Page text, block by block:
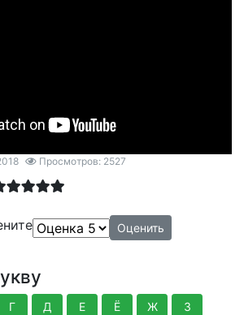
Просмотров: 2527
Г Д Е Ё Ж З